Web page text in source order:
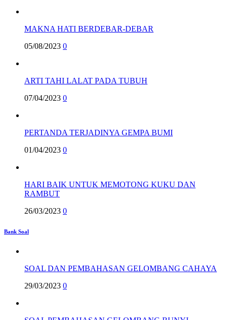
MAKNA HATI BERDEBAR-DEBAR
05/08/2023 0
ARTI TAHI LALAT PADA TUBUH
07/04/2023 0
PERTANDA TERJADINYA GEMPA BUMI
01/04/2023 0
HARI BAIK UNTUK MEMOTONG KUKU DAN
RAMBUT
26/03/2023 0
Bank Soal
SOAL DAN PEMBAHASAN GELOMBANG CAHAYA
29/03/2023 0